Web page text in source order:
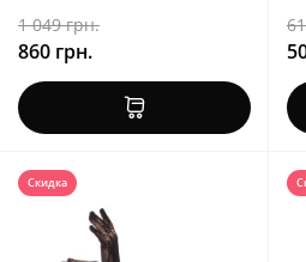
1 049 грн.
860 грн.
Скидка